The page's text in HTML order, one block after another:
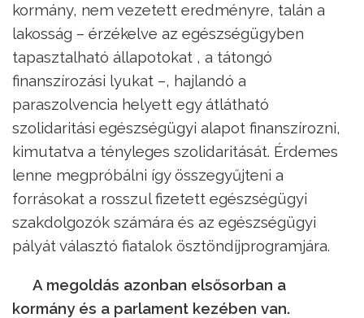
kormány, nem vezetett eredményre, talán a
lakosság – érzékelve az egészségügyben
tapasztalható állapotokat , a tátongó
finanszírozási lyukat –, hajlandó a
paraszolvencia helyett egy átlátható
szolidaritási egészségügyi alapot finanszírozni,
kimutatva a tényleges szolidaritását. Érdemes
lenne megpróbálni így összegyűjteni a
forrásokat a rosszul fizetett egészségügyi
szakdolgozók számára és az egészségügyi
pályát választó fiatalok ösztöndíjprogramjára.
A megoldás azonban elsősorban a
kormány és a parlament kezében van.